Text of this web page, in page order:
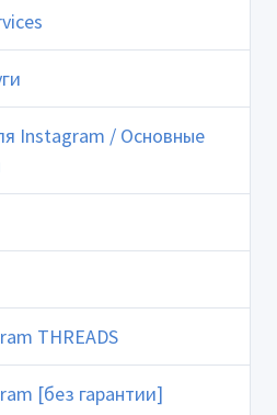
Instagram / Основные
THREADS
[без гарантии]